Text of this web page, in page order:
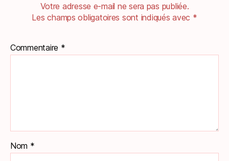
Votre adresse e-mail ne sera pas publiée.
Les champs obligatoires sont indiqués avec *
Commentaire *
Nom *